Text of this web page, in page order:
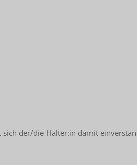
der/die Halter:in damit